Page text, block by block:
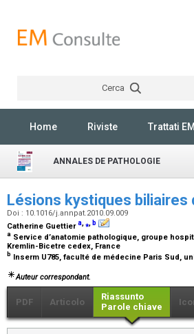
Cerca
Home Riviste Trattati
ANNALES DE PATHOLOGIE
Lésions kystiques biliaires
Doi : 10.1016/j.annpat.2010.09.009
Catherine Guettiera,⁎, b
a Service d’anatomie pathologique, groupe
Kremlin-Bicetre cedex, France
b Inserm U785, faculté de médecine Paris Sud,
Auteur correspondant.
PDF Articolo
Riassunto
Parole chiave